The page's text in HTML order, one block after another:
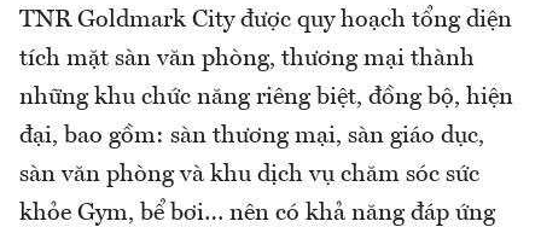
TNR Goldmark City được quy hoạch tổng diện
tích mặt sàn văn phòng, thương mại thành
những khu chức năng riêng biệt, đồng bộ, hiện
đại, bao gồm: sàn thương mại, sàn giáo dục,
sàn văn phòng và khu dịch vụ chăm sóc sức
khỏe Gym, bể bơi… nên có khả năng đáp ứng